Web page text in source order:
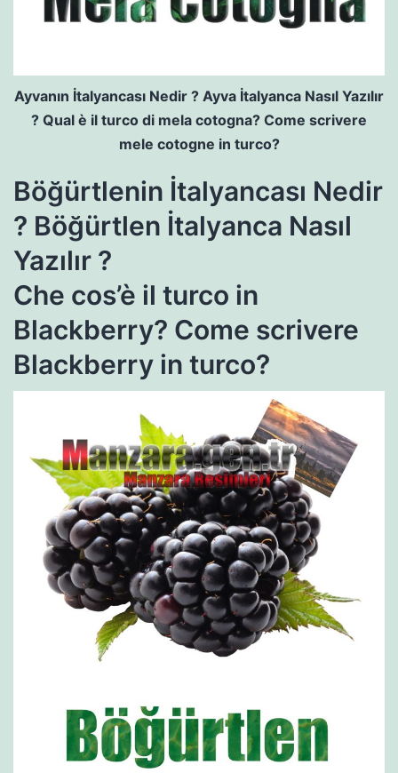
Ayvanın İtalyancası Nedir ? Ayva İtalyanca Nasıl Yazılır
? Qual è il turco di mela cotogna? Come scrivere
mele cotogne in turco?
Böğürtlenin İtalyancası Nedir
? Böğürtlen İtalyanca Nasıl
Yazılır ?
Che cos’è il turco in
Blackberry? Come scrivere
Blackberry in turco?